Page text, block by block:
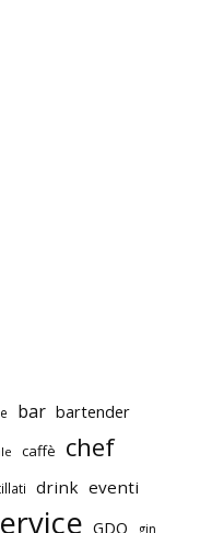
bar bartender
caffè chef
drink eventi
GDO gin